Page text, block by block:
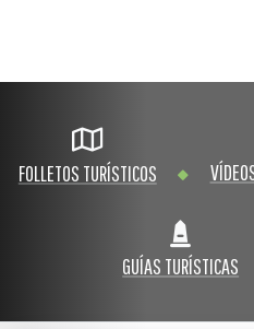
FOLLETOS TURÍSTICOS
GUÍAS TURÍSTICAS